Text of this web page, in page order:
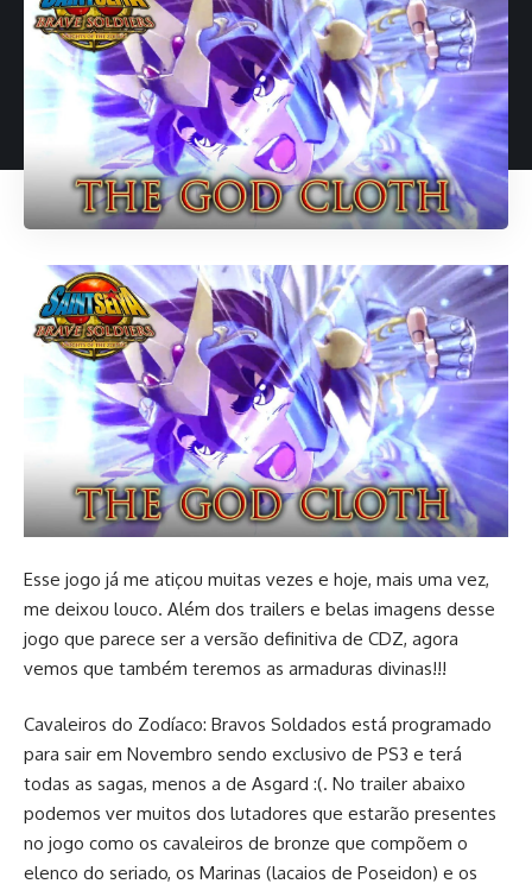
Esse jogo já me atiçou muitas vezes e hoje, mais uma vez,
me deixou louco. Além dos trailers e belas imagens desse
jogo que parece ser a versão definitiva de CDZ, agora
vemos que também teremos as armaduras divinas!!!
Cavaleiros do Zodíaco: Bravos Soldados está programado
para sair em Novembro sendo exclusivo de PS3 e terá
todas as sagas, menos a de Asgard :(. No trailer abaixo
podemos ver muitos dos lutadores que estarão presentes
no jogo como os cavaleiros de bronze que compõem o
elenco do seriado, os Marinas (lacaios de Poseidon) e os